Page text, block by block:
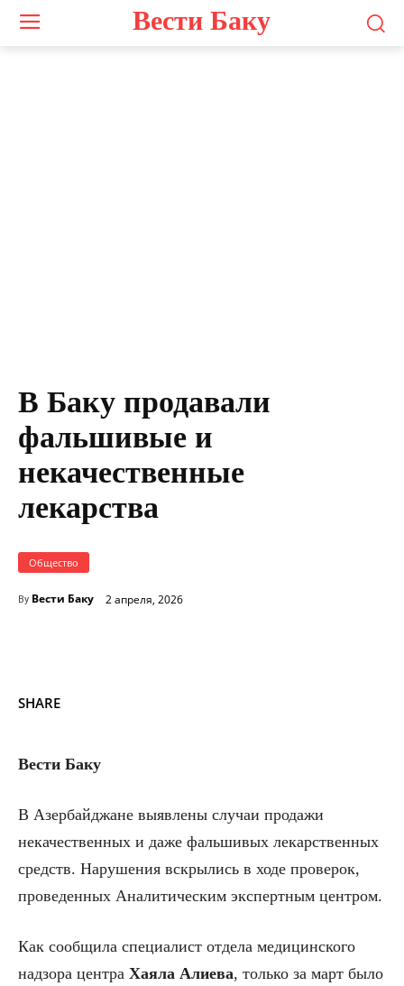
Вести Баку
В Баку продавали
фальшивые и
некачественные
лекарства
Общество
By Вести Баку 2 апреля, 2026
SHARE
Вести Баку
В Азербайджане выявлены случаи продажи
некачественных и даже фальшивых лекарственных
средств. Нарушения вскрылись в ходе проверок,
проведенных Аналитическим экспертным центром.
Как сообщила специалист отдела медицинского
надзора центра Хаяла Алиева, только за март было